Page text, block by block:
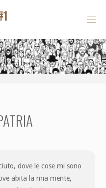
dove le cose mi sono
abita la mia mente,